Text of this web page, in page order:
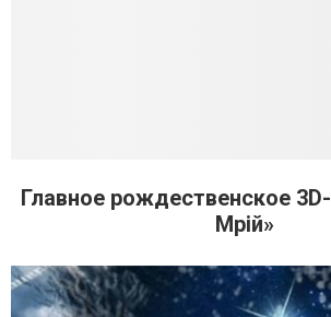
Главное рождественское
Мрій»